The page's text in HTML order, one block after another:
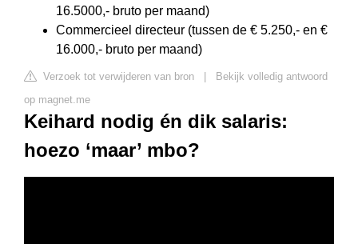
16.5000,- bruto per maand)
Commercieel directeur (tussen de € 5.250,- en €
16.000,- bruto per maand)
Verzoek tot verwijderen van bron
Bekijk volledig antwoord
op magnet.me
Keihard nodig én dik salaris:
hoezo ‘maar’ mbo?